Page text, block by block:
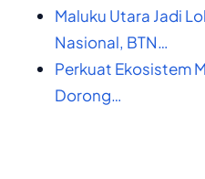
Maluku Utara Jadi
Nasional, BTN…
Perkuat Ekosistem
Dorong…